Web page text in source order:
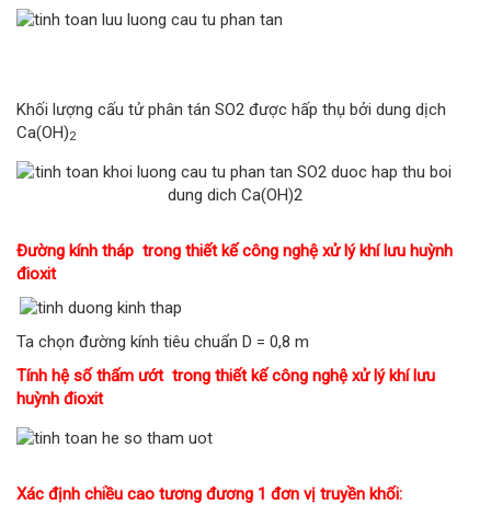
Khối lượng cấu tử phân tán SO2 được hấp thụ bởi dung dịch
Ca(OH)2
Đường kính tháp trong thiết kế công nghệ xử lý khí lưu huỳnh
đioxit
Ta chọn đường kính tiêu chuẩn D = 0,8 m
Tính hệ số thấm ướt trong thiết kế công nghệ xử lý khí lưu
huỳnh đioxit
Xác định chiều cao tương đương 1 đơn vị truyền khối: